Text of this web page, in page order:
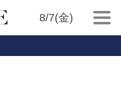
8/7(金)